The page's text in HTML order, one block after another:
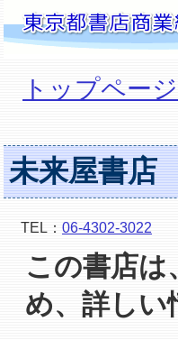
トップページ
未来屋書店
TEL： 06-4302-3022
この書店は
め、詳しい